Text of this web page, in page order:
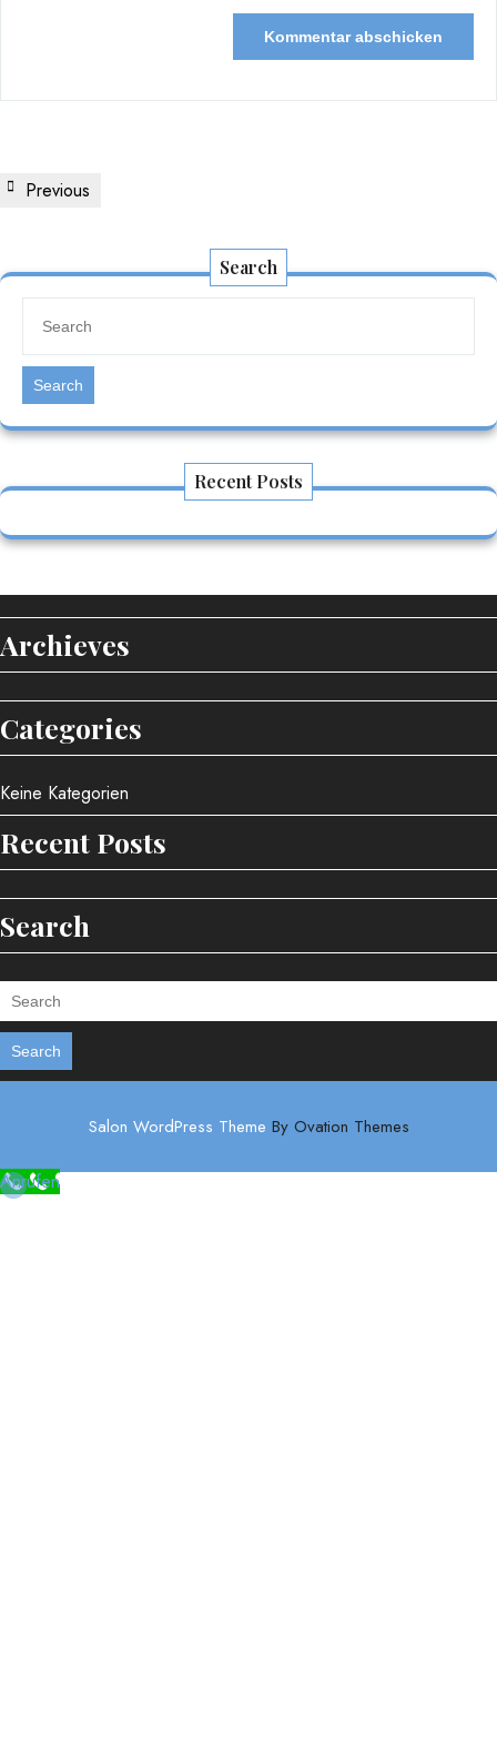
Beitragsnavigation
Previous
Previous
Search
Search
Recent Posts
Archieves
Categories
Keine Kategorien
Recent Posts
Search
Search
Salon WordPress Theme By Ovation Themes
Anrufen